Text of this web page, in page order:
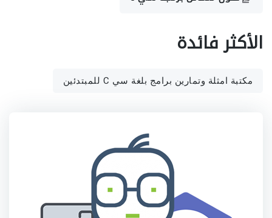
الأكثر فائدة
مكتبة امثلة وتمارين برامج بلغة سي C للمبتدئين